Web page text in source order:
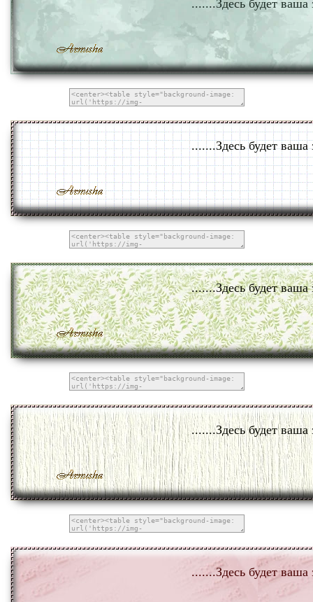
.......Здесь будет ваша
.......Здесь будет ваша
.......Здесь будет ваша
.......Здесь будет ваша
.......Здесь будет ваша